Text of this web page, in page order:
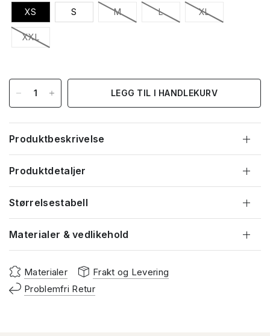
XS S M L XL
XXL
LEGG TIL I HANDLEKURV
Produktbeskrivelse
Produktdetaljer
Størrelsestabell
Materialer & vedlikehold
Materialer
Frakt og Levering
Problemfri Retur